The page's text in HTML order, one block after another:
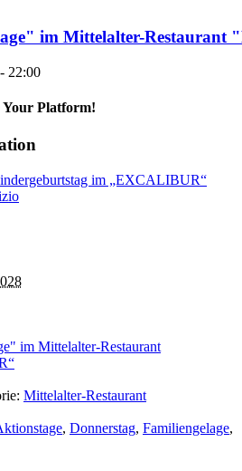
im Mittelalter-
- 22:00
Your Platform!
im „EXCALIBUR“
im Mittelalter-Restaurant
Mittelalter-Restaurant
, Donnerstag, Familiengelage,